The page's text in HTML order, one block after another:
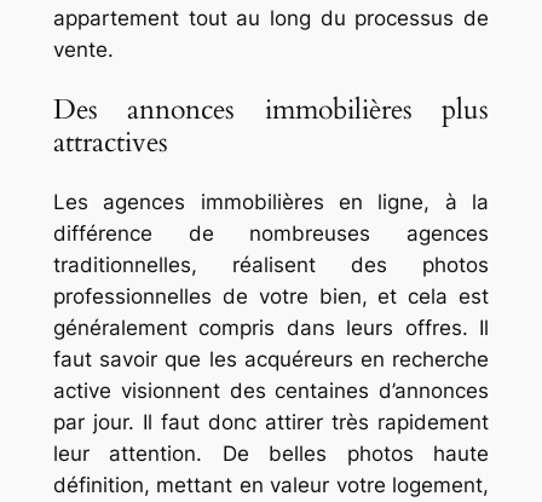
appartement tout au long du processus de
vente.
Des annonces immobilières plus
attractives
Les agences immobilières en ligne, à la
différence de nombreuses agences
traditionnelles, réalisent des photos
professionnelles de votre bien, et cela est
généralement compris dans leurs offres. Il
faut savoir que les acquéreurs en recherche
active visionnent des centaines d’annonces
par jour. Il faut donc attirer très rapidement
leur attention. De belles photos haute
définition, mettant en valeur votre logement,